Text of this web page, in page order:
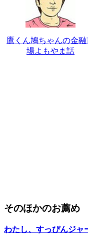
鷹くん鳩ちゃんの金融
場よもやま話
そのほかのお薦め
わたし、すっぴんジャ